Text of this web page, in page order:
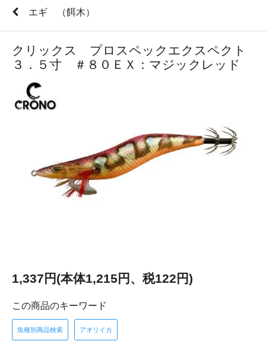
エギ （餌木）
クリックス プロスペックエクスペクト
３．５寸 ＃８０ＥＸ：マジックレッド
1,337円(本体1,215円、税122円)
この商品のキーワード
魚種別商品検索 アオリイカ